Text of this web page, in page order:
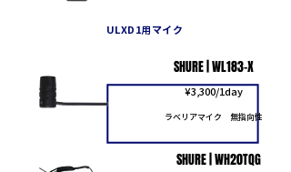
​ULXD1用マイク
SHURE | WL183-X
​¥3,300/1day
ラべリアマイク 無指向性
SHURE | WH20TQG